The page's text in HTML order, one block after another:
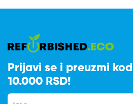
Prijavi se i preuzmi
10.000 RSD!